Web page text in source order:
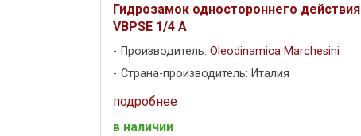
Гидрозамок одностороннего действия
VBPSE 1/4 A
Производитель: Oleodinamica Marchesini
Страна-производитель: Италия
подробнее
в наличии